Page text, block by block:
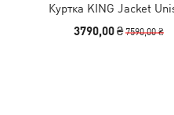
Куртка KING Jacket
3790,00 ₴7590,00 ₴